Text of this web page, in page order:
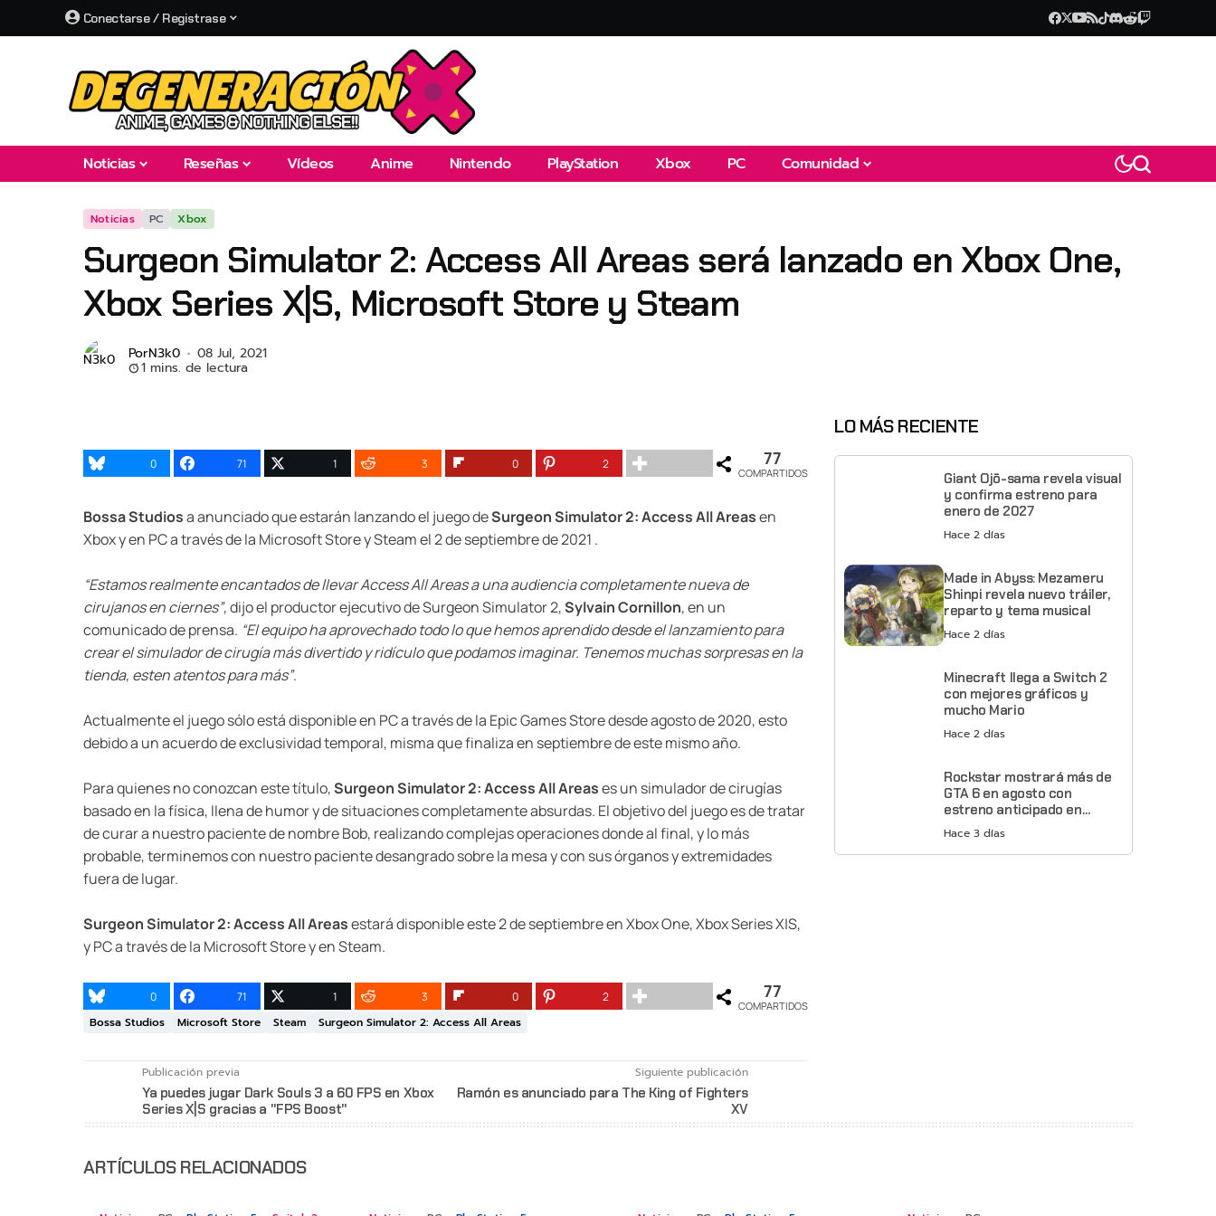
Conectarse / Registrase
Noticias Reseñas Vídeos Anime Nintendo PlayStation Xbox PC Comunidad
Noticias PC Xbox
Surgeon Simulator 2: Access All Areas será lanzado en Xbox One,
Xbox Series X|S, Microsoft Store y Steam
PorN3k0 08 Jul, 2021
1 mins. de lectura
0 71 1 3 0 2 77
COMPARTIDOS
Bossa Studiosa anunciado que estarán lanzando el juego deSurgeon Simulator 2: Access All Areasen
Xbox y en PC a través de la Microsoft Store y Steam el 2 de septiembre de 2021 .
“Estamos realmente encantados de llevar Access All Areas a una audiencia completamente nueva de
cirujanos en ciernes”, dijo el productor ejecutivo de Surgeon Simulator 2,Sylvain Cornillon, en un
comunicado de prensa. “El equipo ha aprovechado todo lo que hemos aprendido desde el lanzamiento para
crear el simulador de cirugía más divertido y ridículo que podamos imaginar. Tenemos muchas sorpresas en la
tienda, esten atentos para más”.
Actualmente el juego sólo está disponible en PC a través de la Epic Games Store desde agosto de 2020, esto
debido a un acuerdo de exclusividad temporal, misma que finaliza en septiembre de este mismo año.
Para quienes no conozcan este título,Surgeon Simulator 2: Access All Areases un simulador de cirugías
basado en la física, llena de humor y de situaciones completamente absurdas. El objetivo del juego es de tratar
de curar a nuestro paciente de nombre Bob, realizando complejas operaciones donde al final, y lo más
probable, terminemos con nuestro paciente desangrado sobre la mesa y con sus órganos y extremidades
fuera de lugar.
Surgeon Simulator 2: Access All Areasestará disponible este 2 de septiembre en Xbox One, Xbox Series X|S,
y PC a través de la Microsoft Store y en Steam.
0 71 1 3 0 2 77
COMPARTIDOS
Bossa Studios Microsoft Store Steam Surgeon Simulator 2: Access All Areas
Publicación previa
Ya puedes jugar Dark Souls 3 a 60 FPS en Xbox
Series X|S gracias a "FPS Boost"
Siguiente publicación
Ramón es anunciado para The King of Fighters
XV
LO MÁS RECIENTE
Giant Ojō-sama revela visual
y confirma estreno para
enero de 2027
Hace 2 días
Made in Abyss: Mezameru
Shinpi revela nuevo tráiler,
reparto y tema musical
Hace 2 días
Minecraft llega a Switch 2
con mejores gráficos y
mucho Mario
Hace 2 días
Rockstar mostrará más de
GTA 6 en agosto con
estreno anticipado en
Netflix
Hace 3 días
ARTÍCULOS RELACIONADOS